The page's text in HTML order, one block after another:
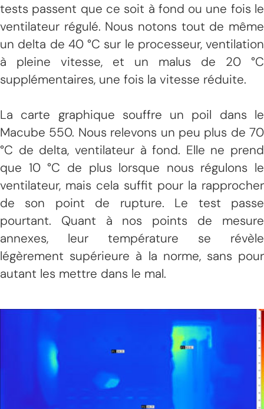
tests passent que ce soit à fond ou une fois le
ventilateur régulé. Nous notons tout de même
un delta de 40 °C sur le processeur, ventilation
à pleine vitesse, et un malus de 20 °C
supplémentaires, une fois la vitesse réduite.
La carte graphique souffre un poil dans le
Macube 550. Nous relevons un peu plus de 70
°C de delta, ventilateur à fond. Elle ne prend
que 10 °C de plus lorsque nous régulons le
ventilateur, mais cela suffit pour la rapprocher
de son point de rupture. Le test passe
pourtant. Quant à nos points de mesure
annexes, leur température se révèle
légèrement supérieure à la norme, sans pour
autant les mettre dans le mal.